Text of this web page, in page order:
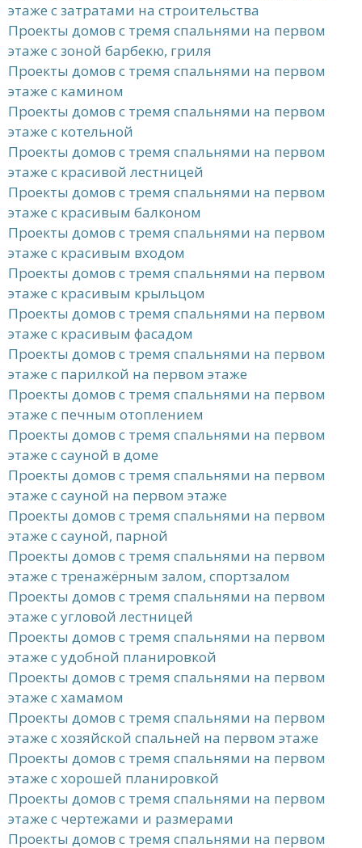
этаже с затратами на строительства
Проекты домов с тремя спальнями на первом
этаже с зоной барбекю, гриля
Проекты домов с тремя спальнями на первом
этаже с камином
Проекты домов с тремя спальнями на первом
этаже с котельной
Проекты домов с тремя спальнями на первом
этаже с красивой лестницей
Проекты домов с тремя спальнями на первом
этаже с красивым балконом
Проекты домов с тремя спальнями на первом
этаже с красивым входом
Проекты домов с тремя спальнями на первом
этаже с красивым крыльцом
Проекты домов с тремя спальнями на первом
этаже с красивым фасадом
Проекты домов с тремя спальнями на первом
этаже с парилкой на первом этаже
Проекты домов с тремя спальнями на первом
этаже с печным отоплением
Проекты домов с тремя спальнями на первом
этаже с сауной в доме
Проекты домов с тремя спальнями на первом
этаже с сауной на первом этаже
Проекты домов с тремя спальнями на первом
этаже с сауной, парной
Проекты домов с тремя спальнями на первом
этаже с тренажёрным залом, спортзалом
Проекты домов с тремя спальнями на первом
этаже с угловой лестницей
Проекты домов с тремя спальнями на первом
этаже с удобной планировкой
Проекты домов с тремя спальнями на первом
этаже с хамамом
Проекты домов с тремя спальнями на первом
этаже с хозяйской спальней на первом этаже
Проекты домов с тремя спальнями на первом
этаже с хорошей планировкой
Проекты домов с тремя спальнями на первом
этаже с чертежами и размерами
Проекты домов с тремя спальнями на первом